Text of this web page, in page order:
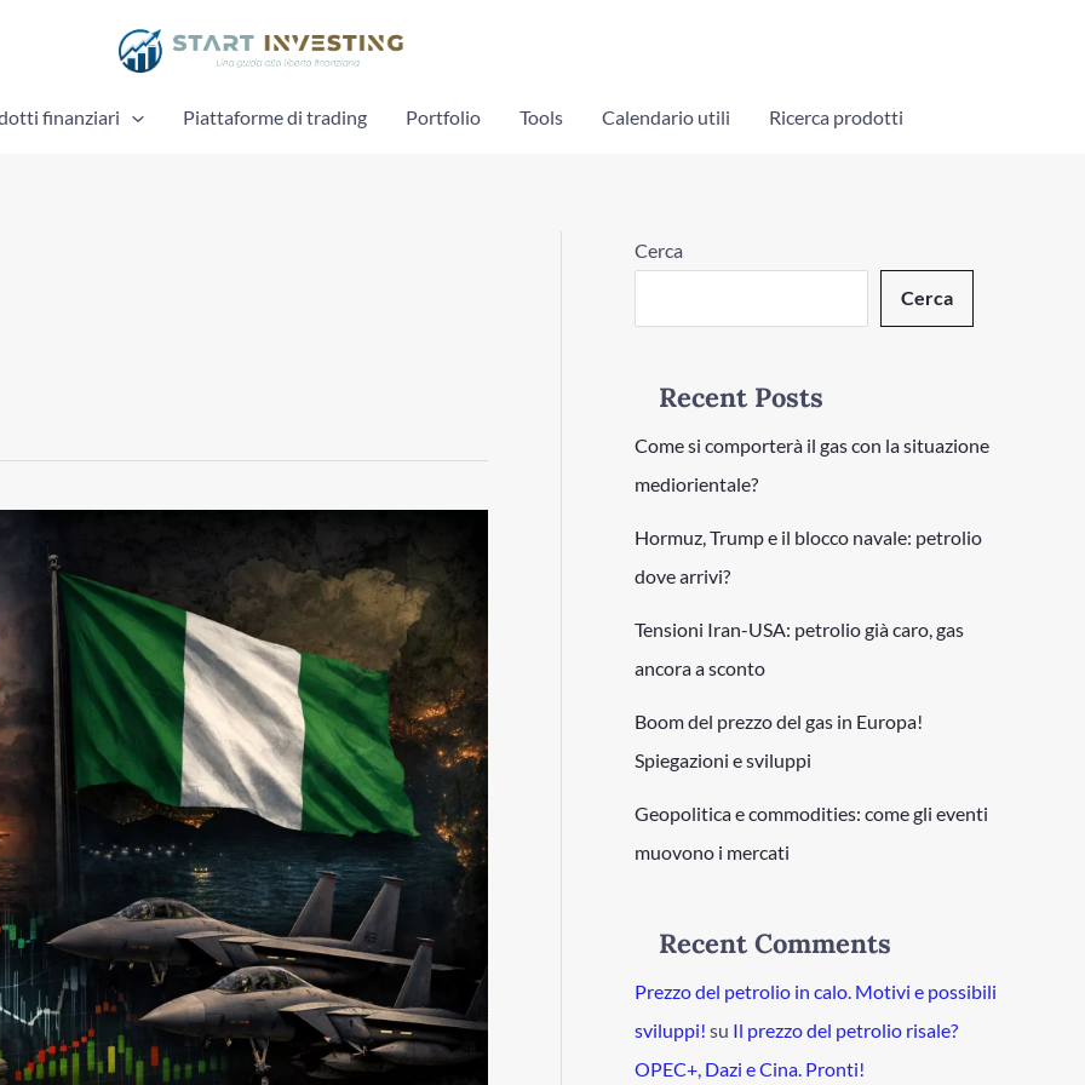
finanziari Piattaforme di trading Portfolio Tools Calendario utili Ricerca prodotti
Cerca
Cerca
Recent Posts
Come si comporterà il gas con la situazione
mediorientale?
Hormuz, Trump e il blocco navale: petrolio
dove arrivi?
Tensioni Iran-USA: petrolio già caro, gas
ancora a sconto
Boom del prezzo del gas in Europa!
Spiegazioni e sviluppi
Geopolitica e commodities: come gli eventi
muovono i mercati
Recent Comments
Prezzo del petrolio in calo. Motivi e possibili
sviluppi! su Il prezzo del petrolio risale?
OPEC+, Dazi e Cina. Pronti!